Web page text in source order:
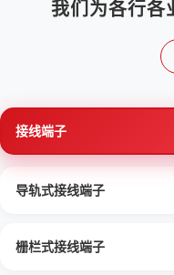
我们为各行各
接线端子
导轨式接线端子
栅栏式接线端子